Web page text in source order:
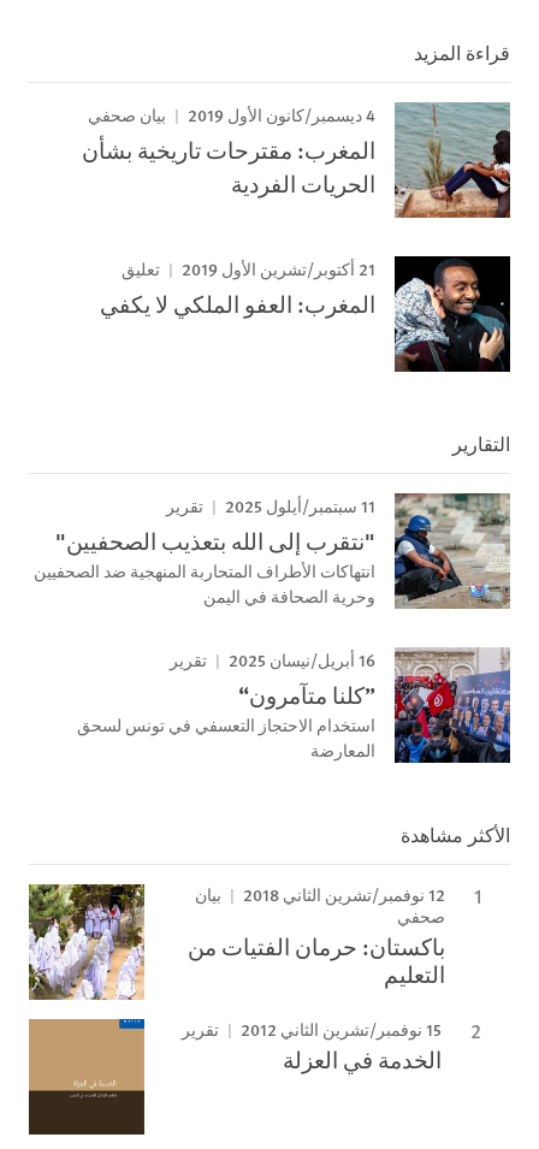
قراءة المزيد
4 ديسمبر/كانون الأول 2019 بيان صحفي
المغرب: مقترحات تاريخية بشأن
الحريات الفردية
21 أكتوبر/تشرين الأول 2019 تعليق
المغرب: العفو الملكي لا يكفي
التقارير
11 سبتمبر/أيلول 2025 تقرير
"نتقرب إلى الله بتعذيب الصحفيين"
انتهاكات الأطراف المتحاربة المنهجية ضد الصحفيين
وحرية الصحافة في اليمن
16 أبريل/نيسان 2025 تقرير
”كلنا متآمرون“
استخدام الاحتجاز التعسفي في تونس لسحق
المعارضة
الأكثر مشاهدة
12 نوفمبر/تشرين الثاني 2018
بيان
صحفي
باكستان: حرمان الفتيات من
التعليم
15 نوفمبر/تشرين الثاني 2012 تقرير
الخدمة في العزلة